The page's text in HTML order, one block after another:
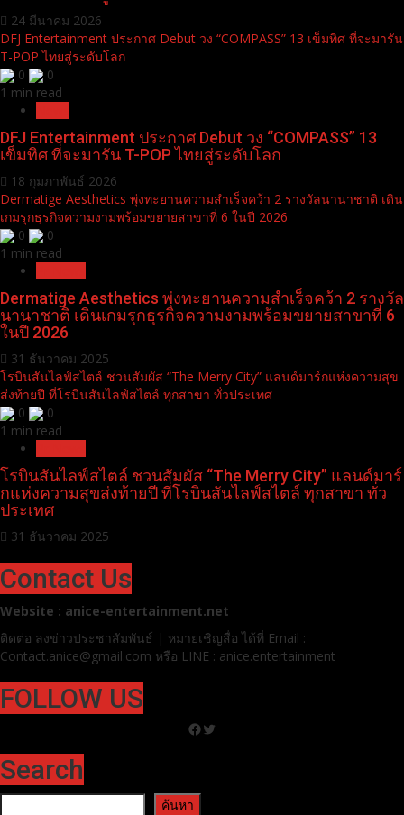
24 มีนาคม 2026
DFJ Entertainment ประกาศ Debut วง “COMPASS” 13 เข็มทิศ ที่จะมารัน
T-POP ไทยสู่ระดับโลก
0
0
1 min read
DFJ Entertainment ประกาศ Debut วง “COMPASS” 13
เข็มทิศ ที่จะมารัน T-POP ไทยสู่ระดับโลก
18 กุมภาพันธ์ 2026
Dermatige Aesthetics พุ่งทะยานความสำเร็จคว้า 2 รางวัลนานาชาติ เดิน
เกมรุกธุรกิจความงามพร้อมขยายสาขาที่ 6 ในปี 2026
0
0
1 min read
Dermatige Aesthetics พุ่งทะยานความสำเร็จคว้า 2 รางวัล
นานาชาติ เดินเกมรุกธุรกิจความงามพร้อมขยายสาขาที่ 6
ในปี 2026
31 ธันวาคม 2025
โรบินสันไลฟ์สไตล์ ชวนสัมผัส “The Merry City” แลนด์มาร์กแห่งความสุข
ส่งท้ายปี ที่โรบินสันไลฟ์สไตล์ ทุกสาขา ทั่วประเทศ
0
0
1 min read
โรบินสันไลฟ์สไตล์ ชวนสัมผัส “The Merry City” แลนด์มาร์
กแห่งความสุขส่งท้ายปี ที่โรบินสันไลฟ์สไตล์ ทุกสาขา ทั่ว
ประเทศ
31 ธันวาคม 2025
Contact Us
Website : anice-entertainment.net
ติดต่อ ลงข่าวประชาสัมพันธ์ | หมายเชิญสื่อ ได้ที่ Email :
Contact.anice@gmail.com หรือ LINE : anice.entertainment
FOLLOW US
Facebook
Twitter
Search
ค้นหา
ค้นหา